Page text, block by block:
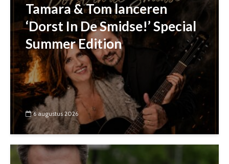
Tamara & Tom lanceren
‘Dorst In De Smidse!’ Special
Summer Edition
6 augustus 2026